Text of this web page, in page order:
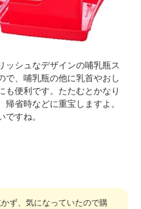
ッシュなデザインの哺乳瓶ス
で、哺乳瓶の他に乳首やおし
も便利です。たたむとかなり
省時などに重宝しますよ。
ですね。
ず、気になっていたので購